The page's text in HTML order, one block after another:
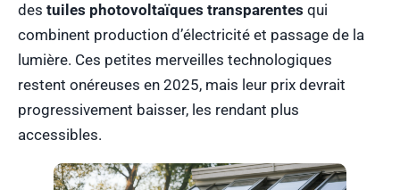
des tuiles photovoltaïques transparentes qui
combinent production d’électricité et passage de la
lumière. Ces petites merveilles technologiques
restent onéreuses en 2025, mais leur prix devrait
progressivement baisser, les rendant plus
accessibles.